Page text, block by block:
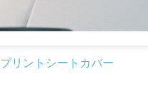
プリントシートカバー